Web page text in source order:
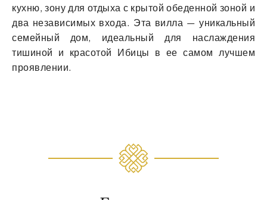
кухню, зону для отдыха с крытой обеденной зоной и
два независимых входа. Эта вилла — уникальный
семейный дом, идеальный для наслаждения
тишиной и красотой Ибицы в ее самом лучшем
проявлении.